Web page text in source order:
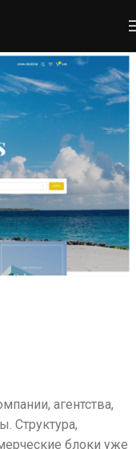
агентства,
Структура,
блоки уже